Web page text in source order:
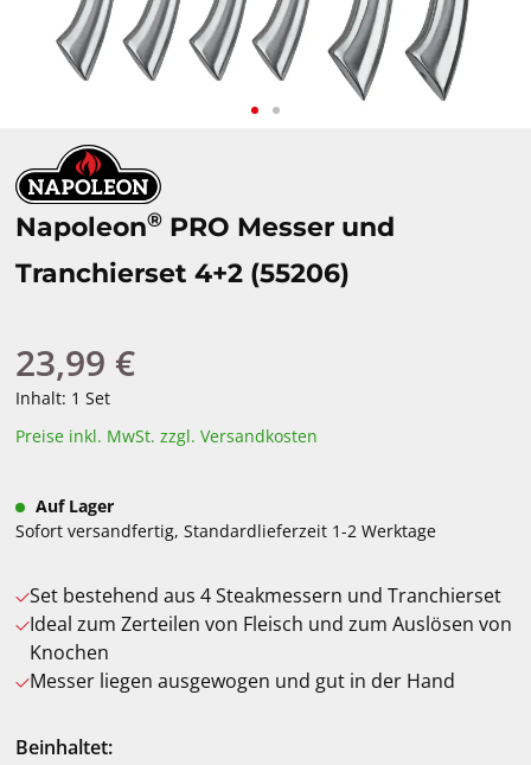
Napoleon® PRO Messer und
Tranchierset 4+2 (55206)
Regulärer Preis:
23,99 €
Inhalt: 1 Set
Preise inkl. MwSt. zzgl. Versandkosten
Auf Lager
Sofort versandfertig, Standardlieferzeit 1-2 Werktage
Set bestehend aus 4 Steakmessern und Tranchierset
Ideal zum Zerteilen von Fleisch und zum Auslösen von
Knochen
Messer liegen ausgewogen und gut in der Hand
Beinhaltet: